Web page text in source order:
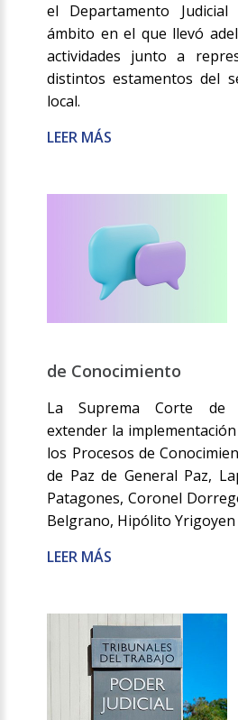
el Departamento Judicial
ámbito en el que llevó
actividades junto a
distintos estamentos del
local.
LEER MÁS
de Conocimiento
La Suprema Corte de
extender la
los Procesos de
de Paz de General Paz,
Patagones, Coronel
Belgrano, Hipólito Yrigoyen
LEER MÁS